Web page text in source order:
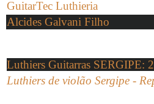
GuitarTec Luthieria
Alcides Galvani Filho
Luthiers Guitarras SERGIPE:
Luthiers de violão Sergipe -